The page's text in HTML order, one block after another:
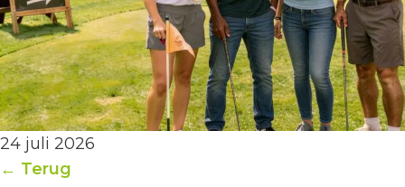
24 juli 2026
← Terug